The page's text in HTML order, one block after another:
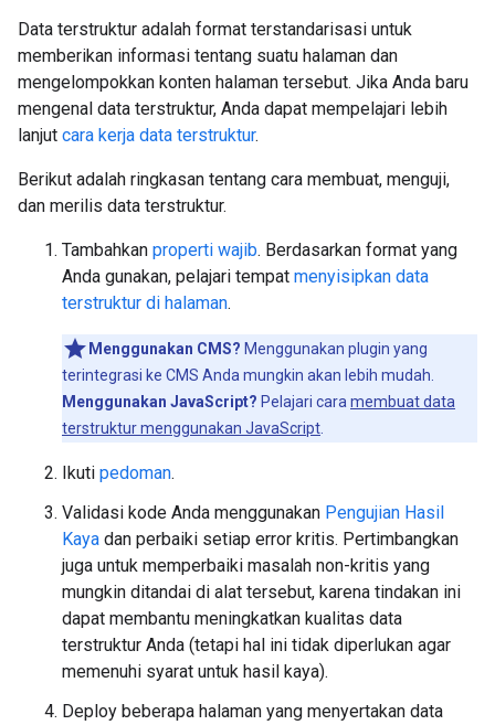
Data terstruktur adalah format terstandarisasi untuk
memberikan informasi tentang suatu halaman dan
mengelompokkan konten halaman tersebut. Jika Anda baru
mengenal data terstruktur, Anda dapat mempelajari lebih
lanjut cara kerja data terstruktur.
Berikut adalah ringkasan tentang cara membuat, menguji,
dan merilis data terstruktur.
Tambahkan properti wajib. Berdasarkan format yang
Anda gunakan, pelajari tempat menyisipkan data
terstruktur di halaman.
Menggunakan CMS? Menggunakan plugin yang
terintegrasi ke CMS Anda mungkin akan lebih mudah.
Menggunakan JavaScript? Pelajari cara membuat data
terstruktur menggunakan JavaScript
Ikuti pedoman.
Validasi kode Anda menggunakan Pengujian Hasil
Kaya dan perbaiki setiap error kritis. Pertimbangkan
juga untuk memperbaiki masalah non-kritis yang
mungkin ditandai di alat tersebut, karena tindakan ini
dapat membantu meningkatkan kualitas data
terstruktur Anda (tetapi hal ini tidak diperlukan agar
memenuhi syarat untuk hasil kaya).
Deploy beberapa halaman yang menyertakan data